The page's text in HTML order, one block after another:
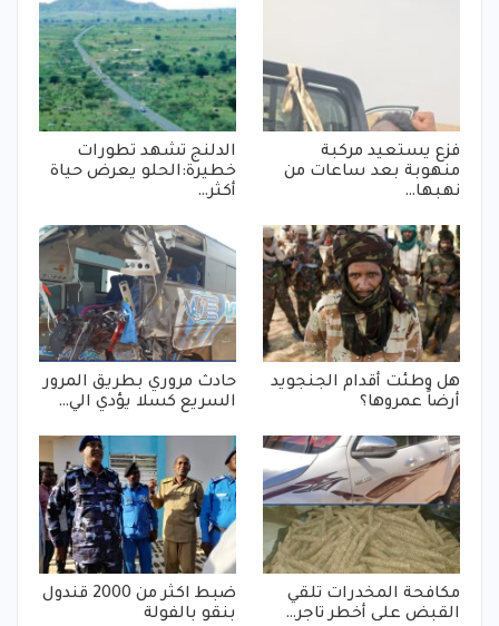
فزع يستعيد مركبة
منهوبة بعد ساعات من
نهبها…
الدلنج تشهد تطورات
خطيرة:الحلو يعرض حياة
أكثر…
هل وطئت أقدام الجنجويد
أرضاً عمروها؟
حادث مروري بطريق المرور
السريع كسلا يؤدي الي…
مكافحة المخدرات تلقي
القبض على أخطر تاجر…
ضبط اكثر من 2000 قندول
بنقو بالفولة